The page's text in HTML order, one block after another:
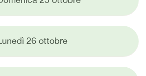
26 ottobre